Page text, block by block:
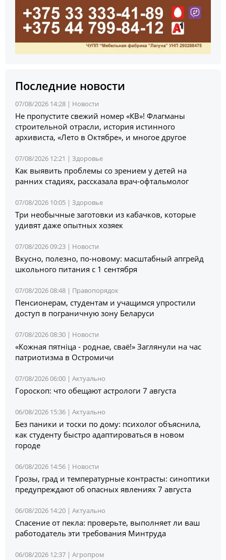
Последние новости
07/08/2026 14:28 | Новости
Не пропустите свежий номер «КВ»! Флагманы
строительной отрасли, история истинного
архивиста, «Лето в Октябре», и многое другое
07/08/2026 12:21 | Здоровье
Как выявить проблемы со зрением у детей на
ранних стадиях, рассказала врач-офтальмолог
07/08/2026 10:05 | Здоровье
Три необычные заготовки из кабачков, которые
удивят даже опытных хозяек
07/08/2026 09:23 | Новости
Вкусно, полезно, по-новому: масштабный апгрейд
школьного питания с 1 сентября
07/08/2026 08:48 | Правопорядок
Пенсионерам, студентам и учащимся упростили
доступ в пограничную зону Беларуси
07/08/2026 08:30 | Новости
«Кожная пятніца - роднае, сваё!» Заглянули на час
патриотизма в Остромичи
07/08/2026 06:00 | Актуально
Гороскоп: что обещают астрологи 7 августа
06/08/2026 15:36 | Актуально
Без паники и тоски по дому: психолог объяснила,
как студенту быстро адаптироваться в новом
городе
06/08/2026 14:56 | Новости
Грозы, град и температурные контрасты: синоптики
предупреждают об опасных явлениях 7 августа
06/08/2026 14:20 | Актуально
Спасение от пекла: проверьте, выполняет ли ваш
работодатель эти требования Минтруда
06/08/2026 12:37 | Агропром